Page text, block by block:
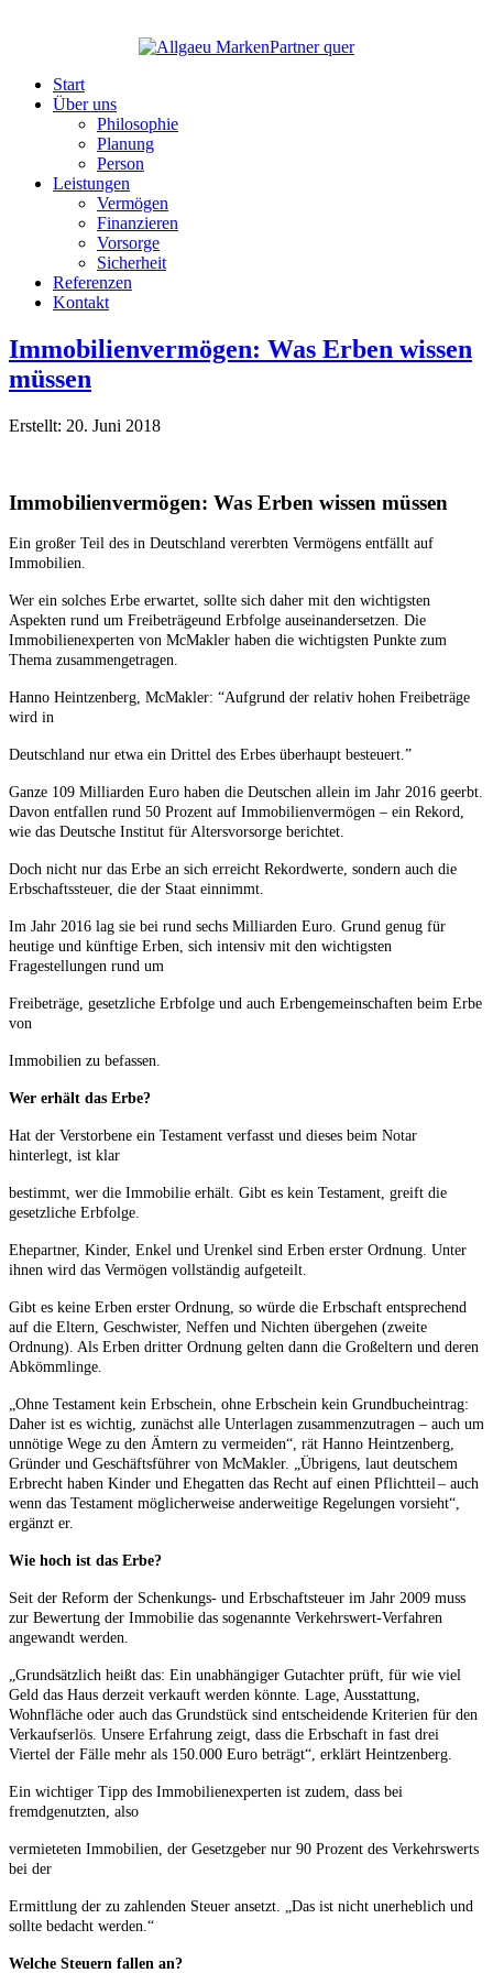
Start
Über uns
Philosophie
Planung
Person
Leistungen
Vermögen
Finanzieren
Vorsorge
Sicherheit
Referenzen
Kontakt
Immobilienvermögen: Was Erben wissen
müssen
Erstellt: 20. Juni 2018
Immobilienvermögen: Was Erben wissen müssen
Ein großer Teil des in Deutschland vererbten Vermögens entfällt auf
Immobilien.
Wer ein solches Erbe erwartet, sollte sich daher mit den wichtigsten
Aspekten rund um Freibeträgeund Erbfolge auseinandersetzen. Die
Immobilienexperten von McMakler haben die wichtigsten Punkte zum
Thema zusammengetragen.
Hanno Heintzenberg, McMakler: “Aufgrund der relativ hohen Freibeträge
wird in
Deutschland nur etwa ein Drittel des Erbes überhaupt besteuert.”
Ganze 109 Milliarden Euro haben die Deutschen allein im Jahr 2016 geerbt.
Davon entfallen rund 50 Prozent auf Immobilienvermögen – ein Rekord,
wie das Deutsche Institut für Altersvorsorge berichtet.
Doch nicht nur das Erbe an sich erreicht Rekordwerte, sondern auch die
Erbschaftssteuer, die der Staat einnimmt.
Im Jahr 2016 lag sie bei rund sechs Milliarden Euro. Grund genug für
heutige und künftige Erben, sich intensiv mit den wichtigsten
Fragestellungen rund um
Freibeträge, gesetzliche Erbfolge und auch Erbengemeinschaften beim Erbe
von
Immobilien zu befassen.
Wer erhält das Erbe?
Hat der Verstorbene ein Testament verfasst und dieses beim Notar
hinterlegt, ist klar
bestimmt, wer die Immobilie erhält. Gibt es kein Testament, greift die
gesetzliche Erbfolge.
Ehepartner, Kinder, Enkel und Urenkel sind Erben erster Ordnung. Unter
ihnen wird das Vermögen vollständig aufgeteilt.
Gibt es keine Erben erster Ordnung, so würde die Erbschaft entsprechend
auf die Eltern, Geschwister, Neffen und Nichten übergehen (zweite
Ordnung). Als Erben dritter Ordnung gelten dann die Großeltern und deren
Abkömmlinge.
„Ohne Testament kein Erbschein, ohne Erbschein kein Grundbucheintrag:
Daher ist es wichtig, zunächst alle Unterlagen zusammenzutragen – auch um
unnötige Wege zu den Ämtern zu vermeiden“, rät Hanno Heintzenberg,
Gründer und Geschäftsführer von McMakler. „Übrigens, laut deutschem
Erbrecht haben Kinder und Ehegatten das Recht auf einen Pflichtteil – auch
wenn das Testament möglicherweise anderweitige Regelungen vorsieht“,
ergänzt er.
Wie hoch ist das Erbe?
Seit der Reform der Schenkungs- und Erbschaftsteuer im Jahr 2009 muss
zur Bewertung der Immobilie das sogenannte Verkehrswert-Verfahren
angewandt werden.
„Grundsätzlich heißt das: Ein unabhängiger Gutachter prüft, für wie viel
Geld das Haus derzeit verkauft werden könnte. Lage, Ausstattung,
Wohnfläche oder auch das Grundstück sind entscheidende Kriterien für den
Verkaufserlös. Unsere Erfahrung zeigt, dass die Erbschaft in fast drei
Viertel der Fälle mehr als 150.000 Euro beträgt“, erklärt Heintzenberg.
Ein wichtiger Tipp des Immobilienexperten ist zudem, dass bei
fremdgenutzten, also
vermieteten Immobilien, der Gesetzgeber nur 90 Prozent des Verkehrswerts
bei der
Ermittlung der zu zahlenden Steuer ansetzt. „Das ist nicht unerheblich und
sollte bedacht werden.“
Welche Steuern fallen an?